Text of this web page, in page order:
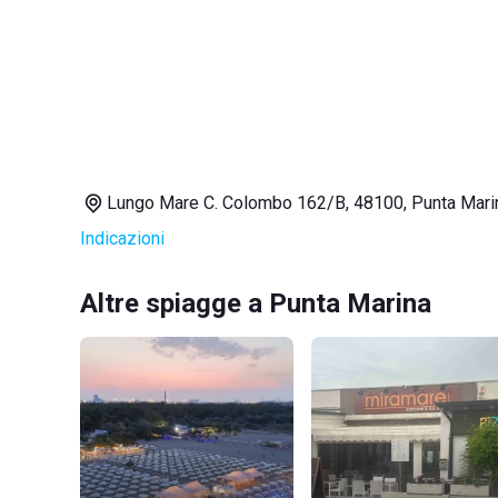
Lungo Mare C. Colombo 162/B, 48100, Punta
Indicazioni
Altre spiagge a Punta Marina